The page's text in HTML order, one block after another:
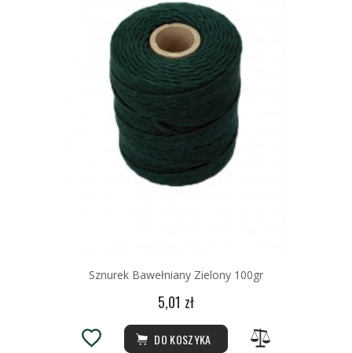
Sznurek Bawełniany Zielony 100gr
5,01 zł
DO KOSZYKA